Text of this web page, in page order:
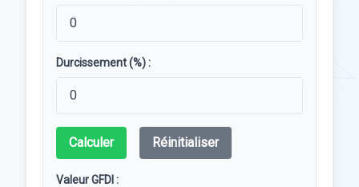
Durcissement (%) :
Calculer Réinitialiser
Valeur GFDI :